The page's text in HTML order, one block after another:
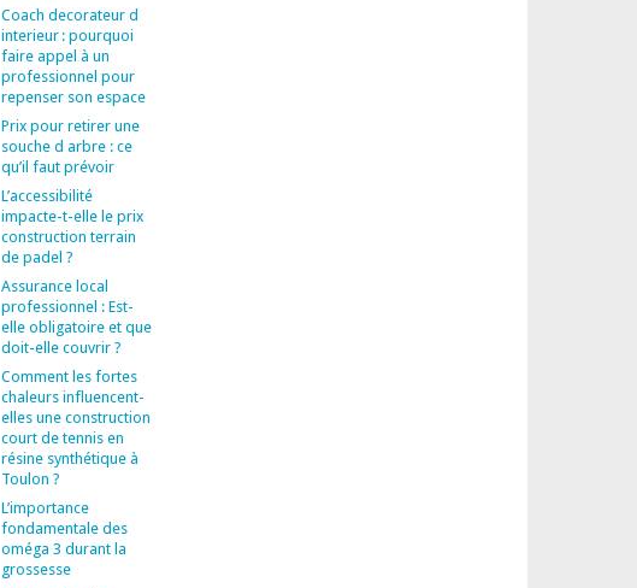
Coach decorateur d
interieur : pourquoi
faire appel à un
professionnel pour
repenser son espace
Prix pour retirer une
souche d arbre : ce
qu’il faut prévoir
L’accessibilité
impacte-t-elle le prix
construction terrain
de padel ?
Assurance local
professionnel : Est-
elle obligatoire et que
doit-elle couvrir ?
Comment les fortes
chaleurs influencent-
elles une construction
court de tennis en
résine synthétique à
Toulon ?
L’importance
fondamentale des
oméga 3 durant la
grossesse